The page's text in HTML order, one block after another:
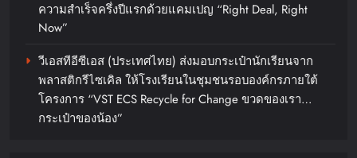
chillandfin 16 hours ago 0
Harley-Davidson® และโซดาสิงห์
ความสำเร็จครึ่งปีแรกด้วยแคมเปญ “Right Deal, Right
Now”
วีเอสทีอีซีเอส (ประเทศไทย) ส่งมอบกระเป๋านักเรียนจาก
พลาสติกรีไซเคิล ให้โรงเรียนในชุมชนรอบองค์กรภายใต้
โครงการ “VST ECS Recycle for Change ขวดของเรา…
กระเป๋าของน้อง”